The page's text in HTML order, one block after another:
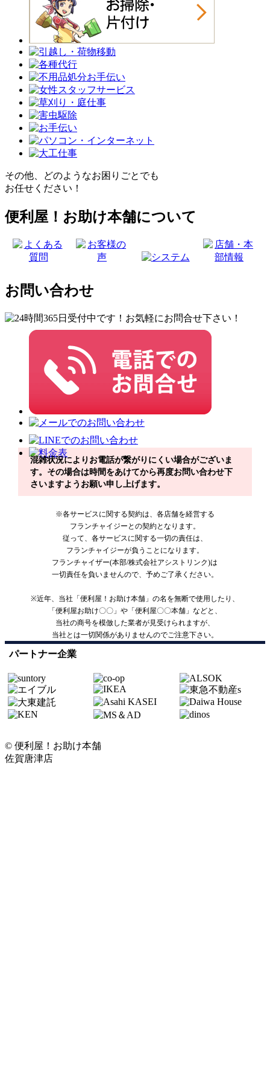
その他、どのようなお困りごとでも
お任せください！
便利屋！お助け本舗について
お問い合わせ
混雑状況によりお電話が繋がりにくい場合がございま
す。その場合は時間をあけてから再度お問い合わせ下
さいますようお願い申し上げます。
※各サービスに関する契約は、各店舗を経営する
フランチャイジーとの契約となります。
従って、各サービスに関する一切の責任は、
フランチャイジーが負うことになります。
フランチャイザー(本部/株式会社アシストリンク)は
一切責任を負いませんので、予めご了承ください。
※近年、当社「便利屋！お助け本舗」の名を無断で使用したり、
「便利屋お助け〇〇」や「便利屋〇〇本舗」などと、
当社の商号を模倣した業者が見受けられますが、
当社とは一切関係がありませんのでご注意下さい。
パートナー企業
© 便利屋！お助け本舗
佐賀唐津店